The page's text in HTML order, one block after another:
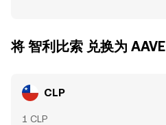
将 智利比索 兑换为 AAVE
CLP
1 CLP